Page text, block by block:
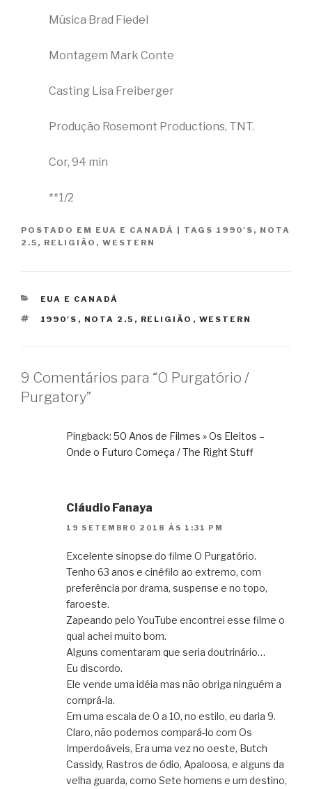
Música Brad Fiedel
Montagem Mark Conte
Casting Lisa Freiberger
Produção Rosemont Productions, TNT.
Cor, 94 min
**1/2
POSTADO EM EUA E CANADÁ | TAGS 1990'S , NOTA
2.5 , RELIGIÃO , WESTERN
CATEGORIAS
EUA E CANADÁ
TAGS
1990'S , NOTA 2.5 , RELIGIÃO , WESTERN
9 Comentários para “O Purgatório /
Purgatory”
Pingback: 50 Anos de Filmes » Os Eleitos –
Onde o Futuro Começa / The Right Stuff
Cláudio Fanaya
19 SETEMBRO 2018 ÀS 1:31 PM
Excelente sinopse do filme O Purgatório.
Tenho 63 anos e cinéfilo ao extremo, com
preferência por drama, suspense e no topo,
faroeste.
Zapeando pelo YouTube encontrei esse filme o
qual achei muito bom.
Alguns comentaram que seria doutrinário…
Eu discordo.
Ele vende uma idéia mas não obriga ninguém a
comprá-la.
Em uma escala de 0 a 10, no estilo, eu daria 9.
Claro, não podemos compará-lo com Os
Imperdoáveis, Era uma vez no oeste, Butch
Cassidy, Rastros de ódio, Apaloosa, e alguns da
velha guarda, como Sete homens e um destino,